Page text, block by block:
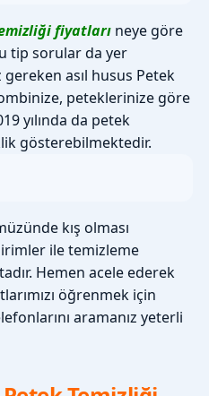
fiyatlarıneye göre
tip sorular da yer
asıl husus Petek
peteklerinize göre
yılında da petek
gösterebilmektedir.
kış olması
ile temizleme
Hemen acele ederek
öğrenmek için
aramanız yeterli